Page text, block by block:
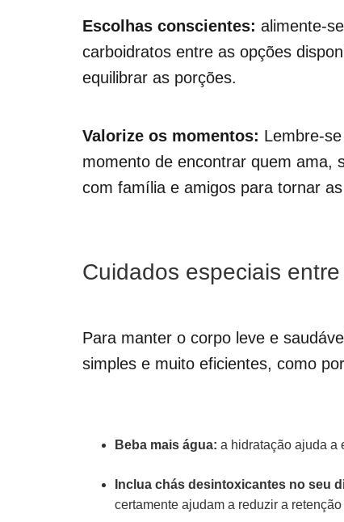
Escolhas conscientes: alimente-
carboidratos entre as opções
equilibrar as porções.
Valorize os momentos: Lembre-
momento de encontrar quem ama,
com família e amigos para tornar
Cuidados especiais
Para manter o corpo leve e
simples e muito eficientes, como
Beba mais água: a hidratação ajuda a
Inclua chás desintoxicantes no seu
certamente ajudam a reduzir a